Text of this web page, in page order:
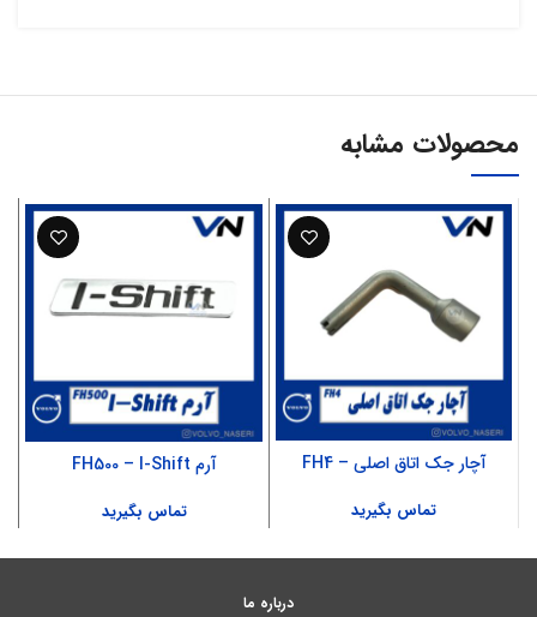
محصولات مشابه
آچار جک اتاق اصلی – FH4
تماس بگیرید
آرم FH500 – I-Shift
تماس بگیرید
درباره ما